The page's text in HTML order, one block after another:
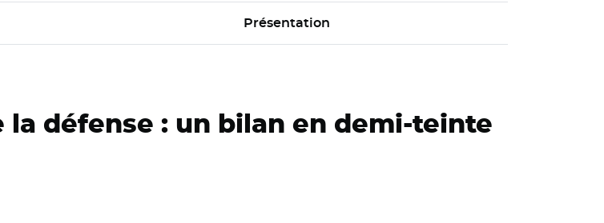
Présentation
défense : un bilan en demi-teinte